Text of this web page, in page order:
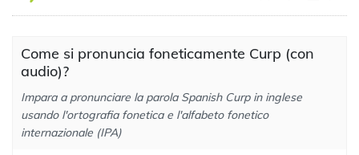
Come si pronuncia foneticamente Curp (con
audio)?
Impara a pronunciare la parola Spanish Curp in inglese
usando l'ortografia fonetica e l'alfabeto fonetico
internazionale (IPA)